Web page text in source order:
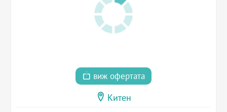
виж офертата
Китен